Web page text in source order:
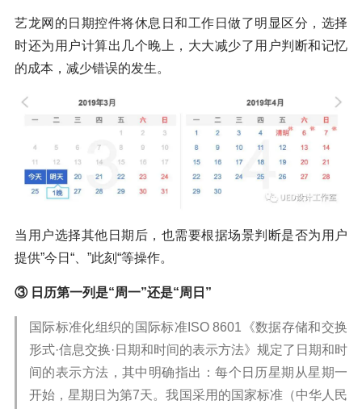
艺龙网的日期控件将休息日和工作日做了明显区分，选择
时还为用户计算出几个晚上，大大减少了用户判断和记忆
的成本，减少错误的发生。
当用户选择其他日期后，也需要根据场景判断是否为用户
提供”今日“、”此刻“等操作。
③ 日历第一列是“周一”还是“周日”
国际标准化组织的国际标准ISO 8601《数据存储和交换
形式·信息交换·日期和时间的表示方法》规定了日期和时
间的表示方法，其中明确指出：每个日历星期从星期一
开始，星期日为第7天。我国采用的国家标准（中华人民